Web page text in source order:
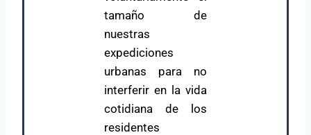
tamaño de
nuestras
expediciones
urbanas para no
interferir en la vida
cotidiana de los
residentes